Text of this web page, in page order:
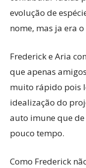
evolução de
nome, mas ja era
Frederick e Aria
que apenas
muito rápido pois
idealização do
auto imune que
pouco tempo.
Como Frederick